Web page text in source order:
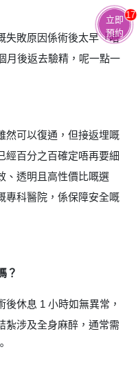
失敗原因係術後太早「唔
月後返去驗精，呢一點一
然可以復通，但接返埋嘅
經百分之百確定唔再要細
、透明且高性價比嘅選
專科醫院，係保障安全嘅
？
休息 1 小時如無異常，
紮涉及全身麻醉，通常需
立即
預約
17